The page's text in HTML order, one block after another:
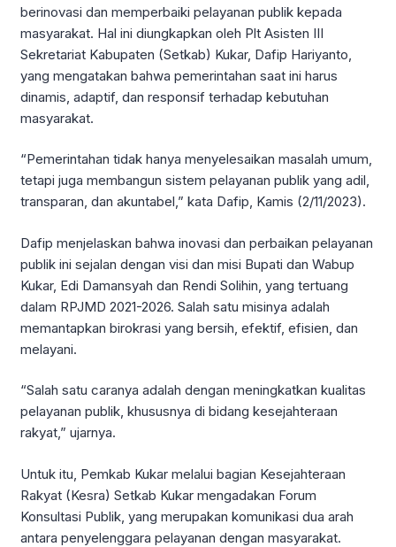
berinovasi dan memperbaiki pelayanan publik kepada
masyarakat. Hal ini diungkapkan oleh Plt Asisten III
Sekretariat Kabupaten (Setkab) Kukar, Dafip Hariyanto,
yang mengatakan bahwa pemerintahan saat ini harus
dinamis, adaptif, dan responsif terhadap kebutuhan
masyarakat.
“Pemerintahan tidak hanya menyelesaikan masalah umum,
tetapi juga membangun sistem pelayanan publik yang adil,
transparan, dan akuntabel,” kata Dafip, Kamis (2/11/2023).
Dafip menjelaskan bahwa inovasi dan perbaikan pelayanan
publik ini sejalan dengan visi dan misi Bupati dan Wabup
Kukar, Edi Damansyah dan Rendi Solihin, yang tertuang
dalam RPJMD 2021-2026. Salah satu misinya adalah
memantapkan birokrasi yang bersih, efektif, efisien, dan
melayani.
“Salah satu caranya adalah dengan meningkatkan kualitas
pelayanan publik, khususnya di bidang kesejahteraan
rakyat,” ujarnya.
Untuk itu, Pemkab Kukar melalui bagian Kesejahteraan
Rakyat (Kesra) Setkab Kukar mengadakan Forum
Konsultasi Publik, yang merupakan komunikasi dua arah
antara penyelenggara pelayanan dengan masyarakat.